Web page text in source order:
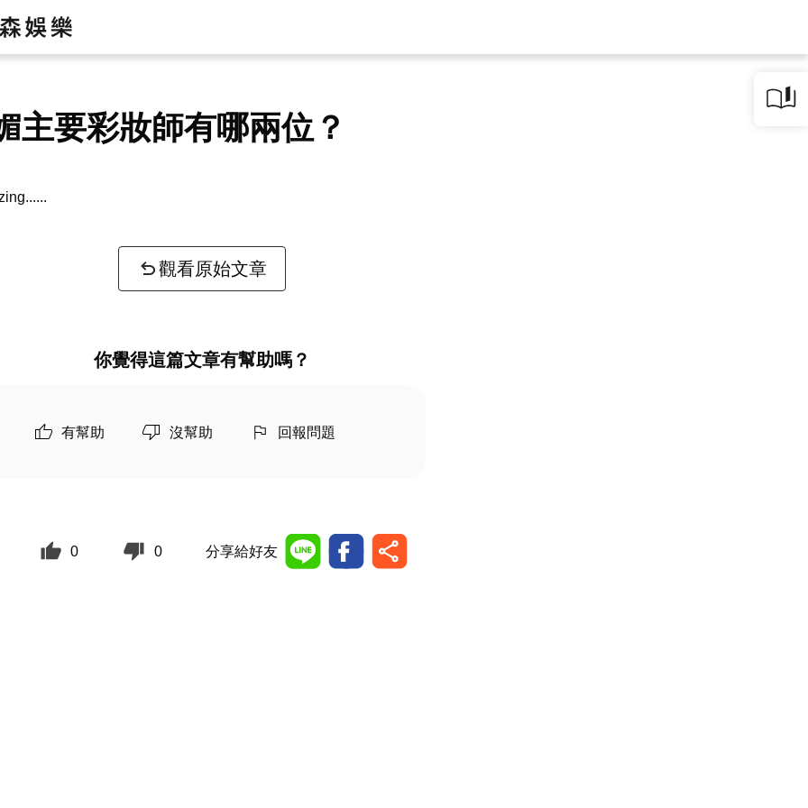
主要彩妝師有哪兩位？
觀看原始文章
你覺得這篇文章有幫助嗎？
有幫助 沒幫助 回報問題
0 0 分享給好友